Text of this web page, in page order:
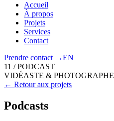
Accueil
À propos
Projets
Services
Contact
Prendre contact →EN
11 /PODCAST
VIDÉASTE & PHOTOGRAPHE
← Retour aux projets
Podcasts